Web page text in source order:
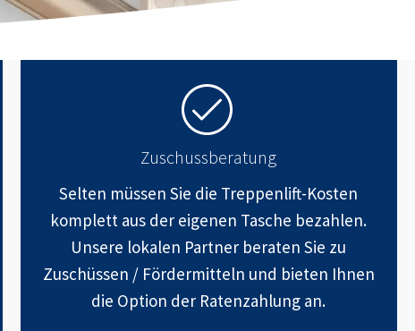
Zuschussberatung
Selten müssen Sie die Treppenlift-Kosten
komplett aus der eigenen Tasche bezahlen.
Unsere lokalen Partner beraten Sie zu
Zuschüssen / Fördermitteln und bieten Ihnen
die Option der Ratenzahlung an.